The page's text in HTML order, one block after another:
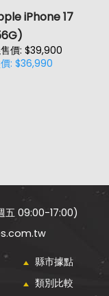
iPhone 17
價: $39,900
: $36,990
五 09:00-17:00)
縣市據點
類別比較